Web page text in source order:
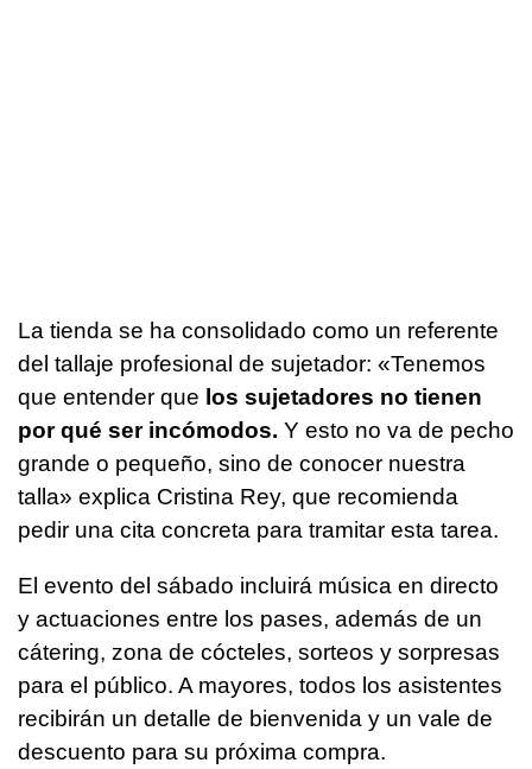
La tienda se ha consolidado como un referente
del tallaje profesional de sujetador: «Tenemos
que entender que los sujetadores no tienen
por qué ser incómodos. Y esto no va de pecho
grande o pequeño, sino de conocer nuestra
talla» explica Cristina Rey, que recomienda
pedir una cita concreta para tramitar esta tarea.
El evento del sábado incluirá música en directo
y actuaciones entre los pases, además de un
cátering, zona de cócteles, sorteos y sorpresas
para el público. A mayores, todos los asistentes
recibirán un detalle de bienvenida y un vale de
descuento para su próxima compra.